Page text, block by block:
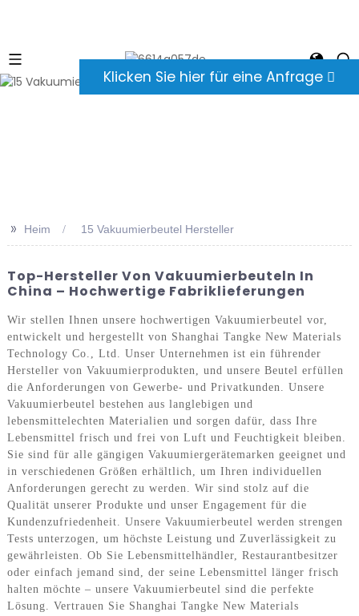
Klicken Sie hier für eine Anfrage
>> Heim 15 Vakuumierbeutel Hersteller
Top-Hersteller Von Vakuumierbeuteln In
China – Hochwertige Fabriklieferungen
Wir stellen Ihnen unsere hochwertigen Vakuumierbeutel vor,
entwickelt und hergestellt von Shanghai Tangke New Materials
Technology Co., Ltd. Unser Unternehmen ist ein führender
Hersteller von Vakuumierprodukten, und unsere Beutel erfüllen
die Anforderungen von Gewerbe- und Privatkunden. Unsere
Vakuumierbeutel bestehen aus langlebigen und
lebensmittelechten Materialien und sorgen dafür, dass Ihre
Lebensmittel frisch und frei von Luft und Feuchtigkeit bleiben.
Sie sind für alle gängigen Vakuumiergerätemarken geeignet und
in verschiedenen Größen erhältlich, um Ihren individuellen
Anforderungen gerecht zu werden. Wir sind stolz auf die
Qualität unserer Produkte und unser Engagement für die
Kundenzufriedenheit. Unsere Vakuumierbeutel werden strengen
Tests unterzogen, um höchste Leistung und Zuverlässigkeit zu
gewährleisten. Ob Sie Lebensmittelhändler, Restaurantbesitzer
oder einfach jemand sind, der seine Lebensmittel länger frisch
halten möchte – unsere Vakuumierbeutel sind die perfekte
Lösung. Vertrauen Sie Shanghai Tangke New Materials